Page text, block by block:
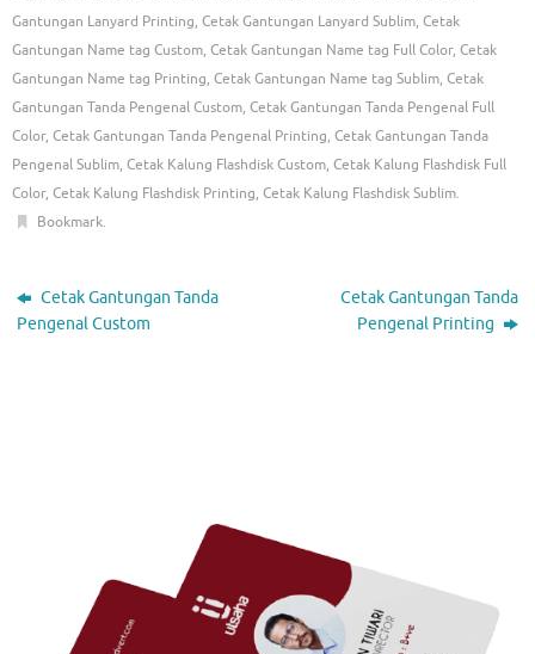
Gantungan Lanyard Printing, Cetak Gantungan Lanyard Sublim, Cetak
Gantungan Name tag Custom, Cetak Gantungan Name tag Full Color, Cetak
Gantungan Name tag Printing, Cetak Gantungan Name tag Sublim, Cetak
Gantungan Tanda Pengenal Custom, Cetak Gantungan Tanda Pengenal Full
Color, Cetak Gantungan Tanda Pengenal Printing, Cetak Gantungan Tanda
Pengenal Sublim, Cetak Kalung Flashdisk Custom, Cetak Kalung Flashdisk Full
Color, Cetak Kalung Flashdisk Printing, Cetak Kalung Flashdisk Sublim.
Bookmark.
Cetak Gantungan Tanda
Pengenal Custom
Cetak Gantungan Tanda
Pengenal Printing